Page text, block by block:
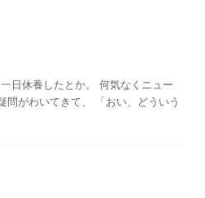
日休養したとか。 何気なくニュー
問がわいてきて、 「おい、どういう